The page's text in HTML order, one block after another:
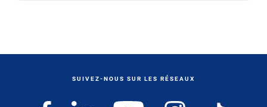
SUIVEZ-NOUS SUR LES RÉSEAUX